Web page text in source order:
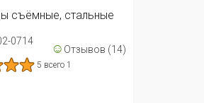
съёмные, стальные
0714 ☺ Отзывов (14)
5 всего 1